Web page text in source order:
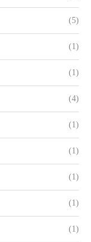
(5)
(1)
(1)
(4)
(1)
(1)
(1)
(1)
(1)